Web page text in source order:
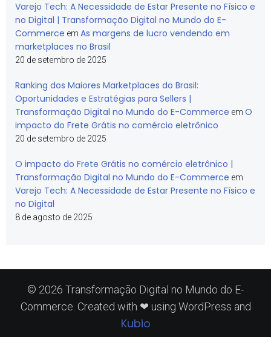
Varejo Tech: A Necessidade de Estar Presente no Físico e
no Digital | Transformação Digital no Mundo do E-
Commerce em As margens de lucro vendendo em
marketplaces no Brasil
20 de setembro de 2025
Ranking dos Maiores Marketplaces do Brasil:
Oportunidades e Estratégias para Sellers |
Transformação Digital no Mundo do E-Commerce em O
impacto do Frete Grátis no comércio eletrônico
20 de setembro de 2025
O impacto do Frete Grátis no comércio eletrônico |
Transformação Digital no Mundo do E-Commerce em
Varejo Tech: A Necessidade de Estar Presente no Físico e
no Digital
8 de agosto de 2025
© 2026 Transformação Digital no Mundo do E-
Commerce. Created with ❤ using WordPress and
Kubio